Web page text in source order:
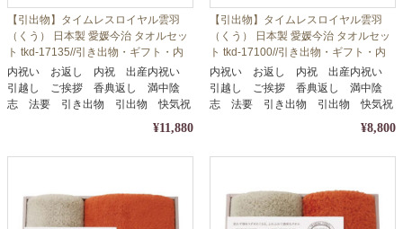
【引出物】タイムレスロイヤル雲羽
（くう） 日本製 愛媛今治 タオルセッ
ト tkd-17135//引き出物・ギフト・内
祝い・お中元・お歳暮等に
内祝い お返し 内祝 出産内祝い
引越し ご挨拶 香典返し 満中陰
志 法要 引き出物 引出物 快気祝
¥11,880
【引出物】タイムレスロイヤル雲羽
（くう） 日本製 愛媛今治 タオルセッ
ト tkd-17100//引き出物・ギフト・内
祝い・お中元・お歳暮等に
内祝い お返し 内祝 出産内祝い
引越し ご挨拶 香典返し 満中陰
志 法要 引き出物 引出物 快気祝
¥8,800